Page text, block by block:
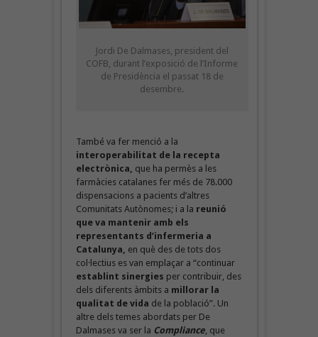
Jordi De Dalmases, president del
COFB, durant l’exposició de l’Informe
de Presidència el passat 18 de
desembre.
També va fer menció a la
interoperabilitat de la recepta
electrònica, que ha permès a les
farmàcies catalanes fer més de 78.000
dispensacions a pacients d’altres
Comunitats Autònomes; i a la reunió
que va mantenir amb els
representants d’infermeria a
Catalunya, en què des de tots dos
col·lectius es van emplaçar a “continuar
establint sinergies per contribuir, des
dels diferents àmbits a millorar la
qualitat de vida de la població”. Un
altre dels temes abordats per De
Dalmases va ser la Compliance, que